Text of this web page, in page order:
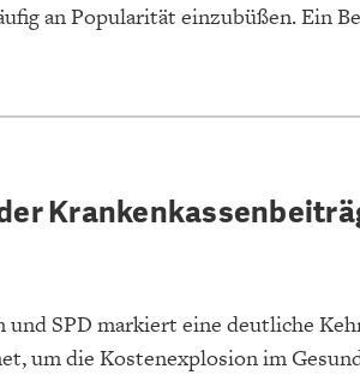
an Popularität einzubüßen. Ein
SPD markiert eine deutliche
um die Kostenexplosion im